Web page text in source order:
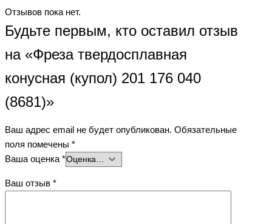
Отзывов пока нет.
Будьте первым, кто оставил отзыв
на «Фреза твердосплавная
конусная (купол) 201 176 040
(8681)»
Ваш адрес email не будет опубликован. Обязательные
поля помечены *
Ваша оценка*
Ваш отзыв *